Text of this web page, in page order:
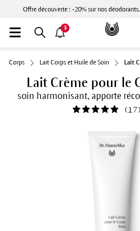
Offre découverte : -20% sur nos
3
Corps Lait Corps et Huile de Soin Lait
Lait Crème pour le
soin harmonisant, apporte
(17)